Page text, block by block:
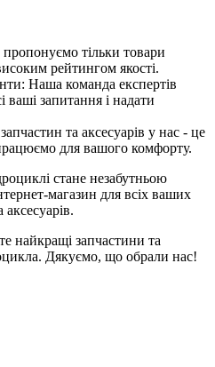
пропонуємо тільки товари
рейтингом якості.
Наша команда експертів
ваші запитання і надати
та аксесуарів у нас - це
для вашого комфорту.
стане незабутньою
магазин для всіх ваших
найкращі запчастини та
Дякуємо, що обрали нас!